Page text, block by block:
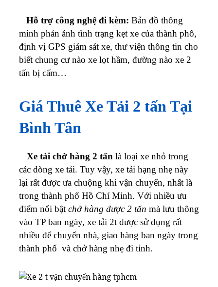
Hỗ trợ công nghệ đi kèm: Bản đồ thông
minh phản ánh tình trạng kẹt xe của thành phố,
định vị GPS giám sát xe, thư viện thông tin cho
biết chung cư nào xe lọt hầm, đường nào xe 2
tấn bị cấm…
Giá Thuê Xe Tải 2 tấn Tại
Bình Tân
ở
Cho
thuê
xe
tải
chở
hàng
Xe tải chở hàng 2 tấn là loại xe nhỏ trong
các dòng xe tải. Tuy vậy, xe tải hạng nhẹ này
lại rất được ưa chuộng khi vận chuyển, nhất là
trong thành phố Hồ Chí Minh. Với nhiều ưu
điểm nổi bật chở hàng được 2 tấn mà lưu thông
vào TP ban ngày, xe tải 2t được sử dụng rất
nhiều để chuyển nhà, giao hàng ban ngày trong
thành phố và chở hàng nhẹ đi tỉnh.